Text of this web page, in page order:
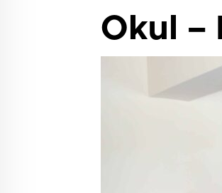
Okul –